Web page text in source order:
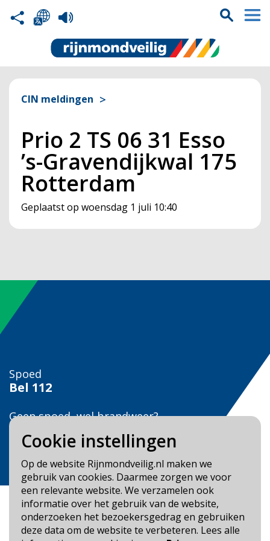
Cookie instellingen
Op de website Rijnmondveilig.nl maken we
gebruik van cookies. Daarmee zorgen we voor
een relevante website. We verzamelen ook
informatie over het gebruik van de website,
onderzoeken het bezoekersgedrag en gebruiken
deze data om de website te verbeteren. Lees alle
CIN meldingen
Prio 2 TS 06 31 Esso
’s-Gravendijkwal 175
Rotterdam
Geplaatst op woensdag 1 juli 10:40
Spoed
Bel 112
Geen spoed, wel brandweer?
Bel
Veilig Leven?
Bel 0900-8387